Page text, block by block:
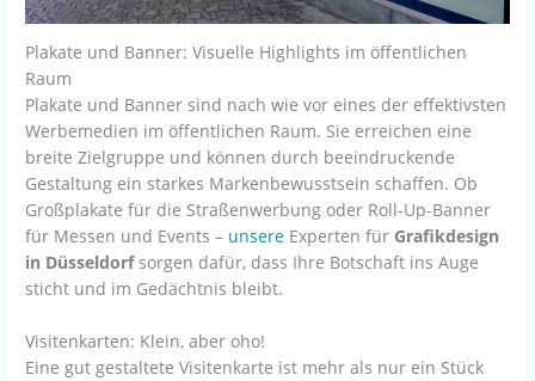
Plakate und Banner: Visuelle Highlights im öffentlichen
Raum
Plakate und Banner sind nach wie vor eines der effektivsten
Werbemedien im öffentlichen Raum. Sie erreichen eine
breite Zielgruppe und können durch beeindruckende
Gestaltung ein starkes Markenbewusstsein schaffen. Ob
Großplakate für die Straßenwerbung oder Roll-Up-Banner
für Messen und Events – unsere Experten für Grafikdesign
in Düsseldorfsorgen dafür, dass Ihre Botschaft ins Auge
sticht und im Gedächtnis bleibt.
Visitenkarten: Klein, aber oho!
Eine gut gestaltete Visitenkarte ist mehr als nur ein Stück